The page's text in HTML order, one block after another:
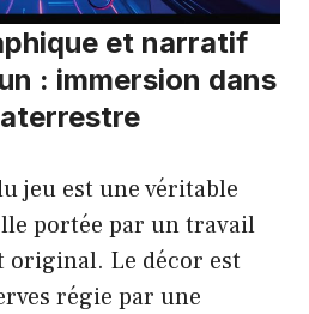
et narratif
: immersion dans
jeu est une véritable
portée par un travail
original. Le décor est
régie par une